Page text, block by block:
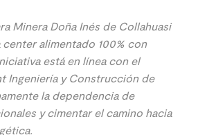
Minera Doña Inés de Collahuasi
alimentado 100% con
está en línea con el
Ingeniería y Construcción de
la dependencia de
y cimentar el camino hacia